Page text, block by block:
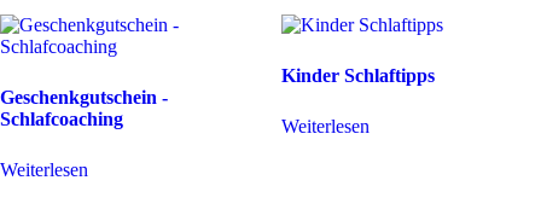
Geschenkgutschein -
Schlafcoaching
Weiterlesen
Kinder Schlaftipps
Weiterlesen